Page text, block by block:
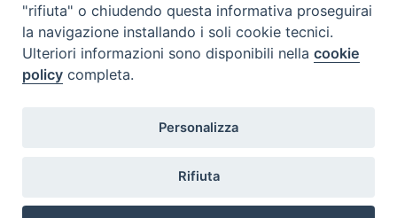
Arte Fede Cultura 2024-2025_Dépliant
Arte Fede Cultura 2024-2025_Domanda di iscrizione
"rifiuta" o chiudendo questa informativa proseguirai
la navigazione installando i soli cookie tecnici.
Ulteriori informazioni sono disponibili nellacookie
policy completa.
Personalizza
Rifiuta